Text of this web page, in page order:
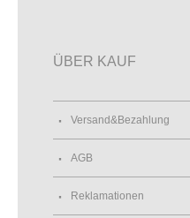
ÜBER KAUF
Versand&Bezahlung
AGB
Reklamationen